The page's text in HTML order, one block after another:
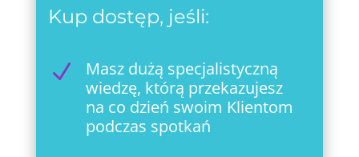
Kup dostęp, jeśli:
N
Masz dużą specjalistyczną
wiedzę, którą przekazujesz
na co dzień swoim Klientom
podczas spotkań